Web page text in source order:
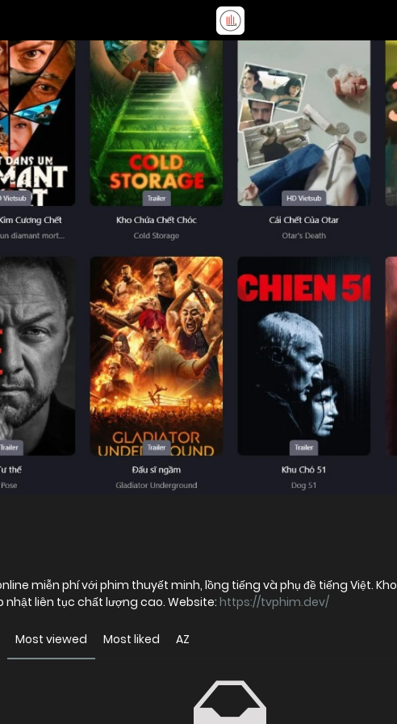
miễn phí với phim thuyết minh, lồng tiếng và phụ đề tiếng Việt. Kho
nhật liên tục chất lượng cao. Website: https://tvphim.dev/
Most viewed Most liked AZ